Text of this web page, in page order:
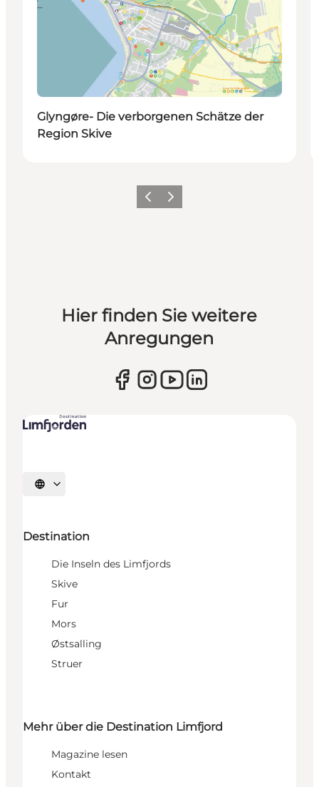
Glyngøre- Die verborgenen Schätze der
Region Skive
Vorherige Folie
Nächste Folie
Hier finden Sie weitere
Anregungen
Sprache auswählen
Destination
Die Inseln des Limfjords
Skive
Fur
Mors
Østsalling
Struer
Mehr über die Destination Limfjord
Magazine lesen
Kontakt